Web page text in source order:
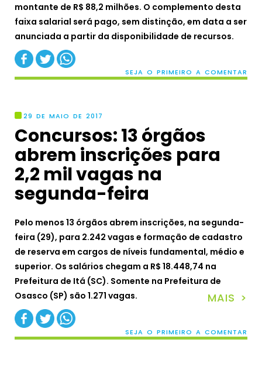
montante de R$ 88,2 milhões. O complemento desta
faixa salarial será pago, sem distinção, em data a ser
anunciada a partir da disponibilidade de recursos.
SEJA O PRIMEIRO A COMENTAR
29 DE MAIO DE 2017
Concursos: 13 órgãos
abrem inscrições para
2,2 mil vagas na
segunda-feira
Pelo menos 13 órgãos abrem inscrições, na segunda-
feira (29), para 2.242 vagas e formação de cadastro
de reserva em cargos de níveis fundamental, médio e
superior. Os salários chegam a R$ 18.448,74 na
Prefeitura de Itá (SC). Somente na Prefeitura de
Osasco (SP) são 1.271 vagas.
MAIS >
SEJA O PRIMEIRO A COMENTAR